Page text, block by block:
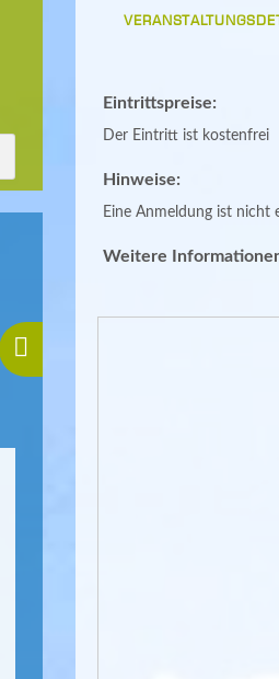
Eintrittspreise:
Der Eintritt ist kostenfrei
Hinweise:
Eine Anmeldung ist nicht
Weitere